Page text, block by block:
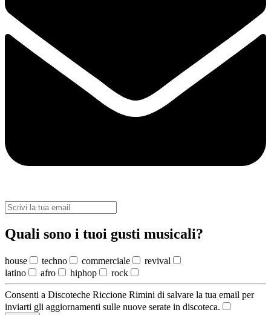
Quali sono i tuoi gusti musicali?
house techno commerciale
revival
latino
afro hiphop rock
Consenti a Discoteche Riccione Rimini di salvare la tua email per
inviarti gli aggiornamenti sulle nuove serate in discoteca.